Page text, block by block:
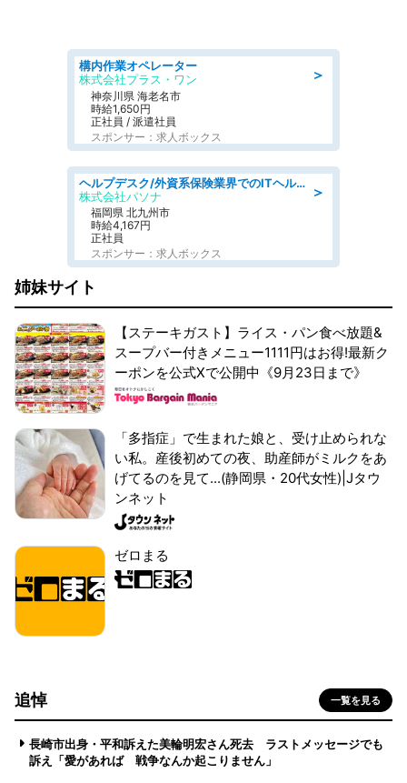
＞
構内作業オペレーター
株式会社プラス・ワン
神奈川県 海老名市
時給1,650円
正社員 / 派遣社員
スポンサー：求人ボックス
＞
ヘルプデスク/外資系保険業界でのITヘルプデスク業務/駅近/即日勤務可/ヘルプデスク
株式会社パソナ
福岡県 北九州市
時給4,167円
正社員
スポンサー：求人ボックス
姉妹サイト
【ステーキガスト】ライス・パン食べ放題&
スープバー付きメニュー1111円はお得!最新ク
ーポンを公式Xで公開中《9月23日まで》
「多指症」で生まれた娘と、受け止められな
い私。産後初めての夜、助産師がミルクをあ
げてるのを見て...(静岡県・20代女性)|Jタウ
ンネット
ゼロまる
追悼 一覧を見る
長崎市出身・平和訴えた美輪明宏さん死去 ラストメッセージでも
訴え「愛があれば 戦争なんか起こりません」